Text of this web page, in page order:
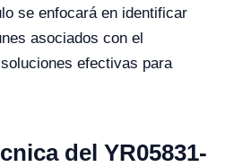
se enfocará en identificar
asociados con el
efectivas para
del YR05831-